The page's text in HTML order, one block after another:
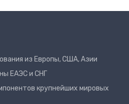
из Европы, США, Азии
ЕАЭС и СНГ
крупнейших мировых